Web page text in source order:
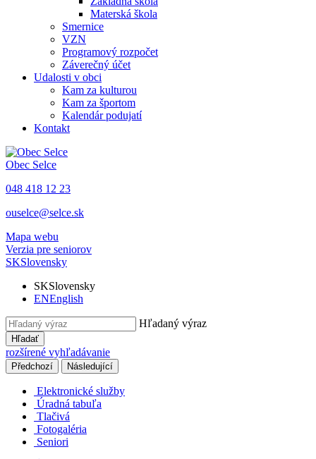
Materská škola
Smernice
VZN
Programový rozpočet
Záverečný účet
Udalosti v obci
Kam za kulturou
Kam za športom
Kalendár podujatí
Kontakt
Obec Selce
048 418 12 23
ouselce@selce.sk
Mapa webu
Verzia pre seniorov
SKSlovensky
SKSlovensky
ENEnglish
Hľadaný výraz
Hľadať
rozšírené vyhľadávanie
Předchozí Následující
Elektronické služby
Úradná tabuľa
Tlačivá
Fotogaléria
Seniori